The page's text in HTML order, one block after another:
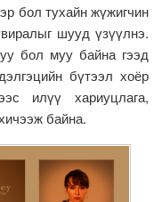
бол тухайн жүжигчин
шууд үзүүлнэ.
бол муу байна гээд
бүтээл хоёр
илүү хариуцлага,
байна.